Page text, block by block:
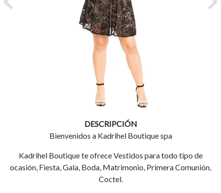
Previous
DESCRIPCIÓN
Bienvenidos a Kadrihel Boutique spa
Kadrihel Boutique te ofrece Vestidos para todo tipo de
ocasión, Fiesta, Gala, Boda, Matrimonio, Primera Comunión,
Coctel.